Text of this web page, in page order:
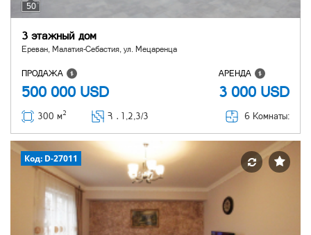
50
3 этажный дом
Ереван, Малатия-Себастия, ул. Мецаренца
ПРОДАЖА
500 000 USD
АРЕНДА
3 000 USD
300 м2 Հ ․ 1,2,3/3 6 Комнаты:
Код: D-27011